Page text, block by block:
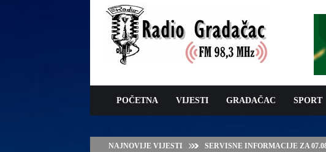
POČETNA VIJESTI GRADAČAC SPORT
NAJNOVIJE VIJESTI
VLADA TK – POTPISAN